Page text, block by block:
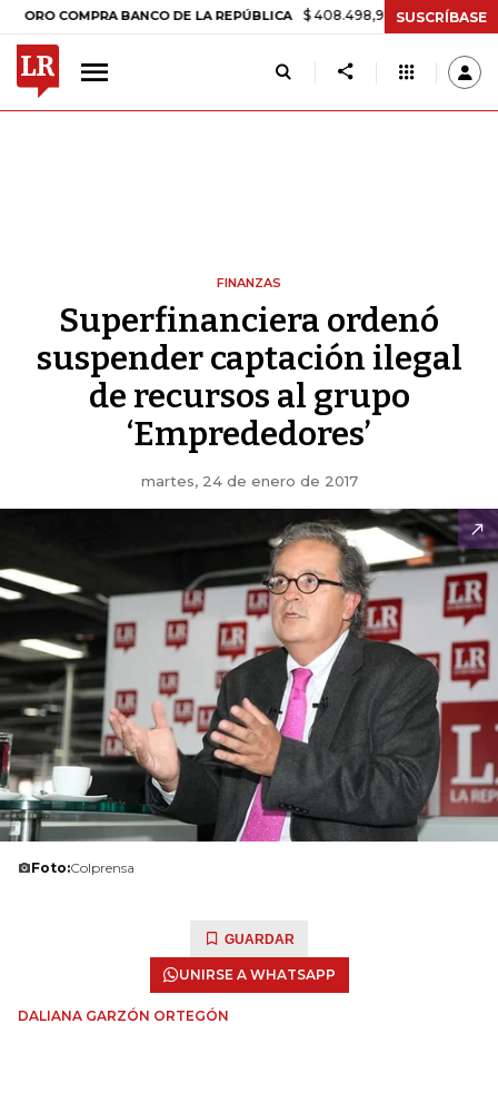
COMPRA BANCO DE LA REPÚBLICA $ 408.498,97 +$ 8.753,81 +2,19%
SUSCRÍBASE
FINANZAS
Superfinanciera ordenó
suspender captación ilegal
de recursos al grupo
‘Emprededores’
martes, 24 de enero de 2017
Foto:Colprensa
GUARDAR
UNIRSE A WHATSAPP
DALIANA GARZÓN ORTEGÓN